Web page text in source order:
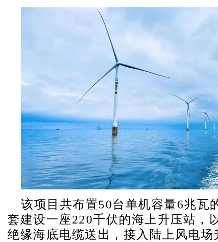
该项目共布置50台单机容量6兆瓦
套建设一座220千伏的海上升压站，
绝缘海底电缆送出，接入陆上风电